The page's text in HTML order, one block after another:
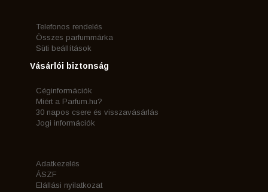
Telefonos rendelés
Összes parfummárka
Süti beállítások
Vásárlói biztonság
Céginformációk
Miért a Parfum.hu?
30 napos csere és visszavásárlás
Jogi információk
Adatkezelés
ÁSZF
Elállási nyilatkozat